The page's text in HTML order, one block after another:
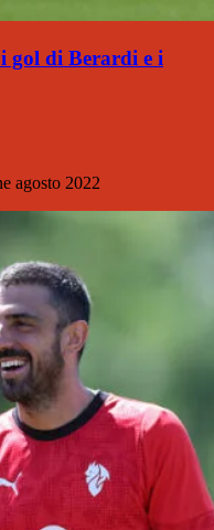
gol di Berardi e i
agosto 2022